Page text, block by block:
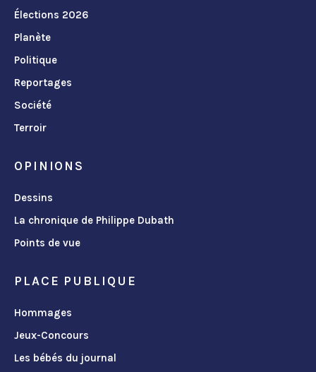
Élections 2026
Planète
Politique
Reportages
Société
Terroir
OPINIONS
Dessins
La chronique de Philippe Dubath
Points de vue
PLACE PUBLIQUE
Hommages
Jeux-Concours
Les bébés du journal